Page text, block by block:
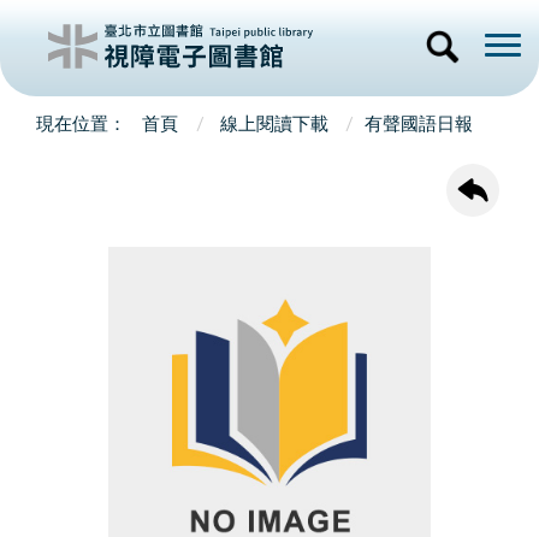
首頁 線上閱讀下載 有聲國語日報